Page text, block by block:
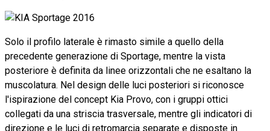
Solo il profilo laterale è rimasto simile a quello della
precedente generazione di Sportage, mentre la vista
posteriore è definita da linee orizzontali che ne esaltano la
muscolatura. Nel design delle luci posteriori si riconosce
l'ispirazione del concept Kia Provo, con i gruppi ottici
collegati da una striscia trasversale, mentre gli indicatori di
direzione e le luci di retromarcia separate e disposte in